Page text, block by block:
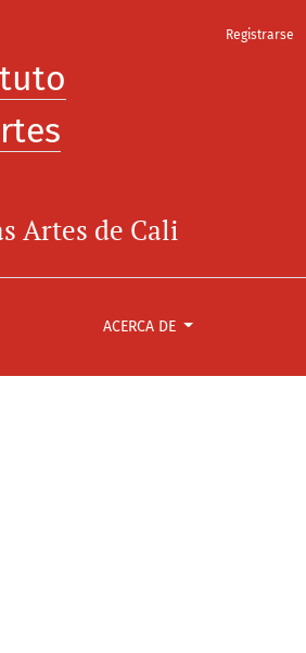
Artes de Cali
ACERCA DE
Registrarse